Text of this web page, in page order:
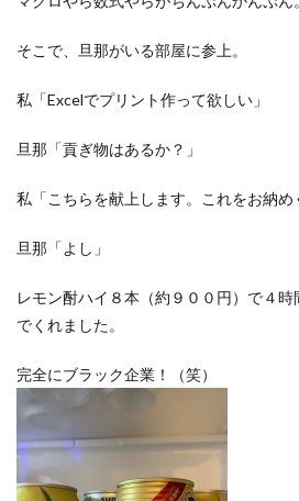
そこで、旦那がいる部屋に参上。
私「Excelでプリント作って欲しい」
旦那「貢ぎ物はあるか？」
私「こちらを献上します。これをお納め
旦那「よし」
レモン酎ハイ８本（約９００円）で４
でくれました。
完全にブラック企業！（笑）